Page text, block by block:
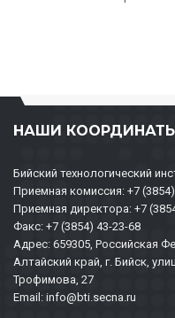
НАШИ
Бийский технологический
Приемная комиссия: +7
Приемная директора: +7
Факс: +7 (3854) 43-23-68
Адрес: 659305, Российская
Алтайский край, г. Бийск,
Трофимова, 27
Email: info@bti.secna.ru